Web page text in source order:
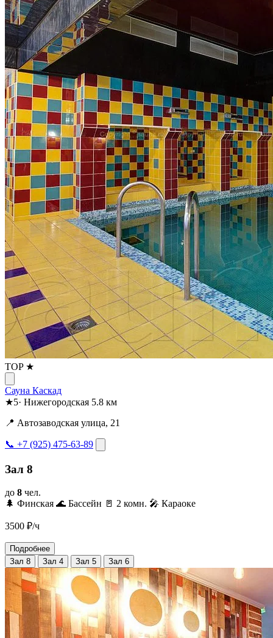
TOP ★
Сауна Каскад
★5· Нижегородская 5.8 км
📍 Автозаводская улица, 21
📞 +7 (925) 475-63-89
Зал 8
до 8 чел.
🌲 Финская 🌊 Бассейн 🚪 2 комн. 🎤 Караоке
3500 ₽/ч
Подробнее
Зал 8
Зал 4 Зал 5 Зал 6